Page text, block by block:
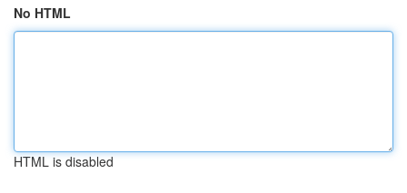
No HTML
HTML is disabled